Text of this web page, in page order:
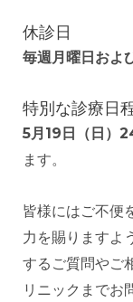
休診日
毎週月曜日およ
特別な診療日
5月19日（日）
ます。
皆様にはご不便
力を賜りますよ
するご質問やご
リニックまでお